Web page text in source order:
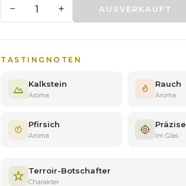
− + AUSVERKAUFT
TASTINGNOTEN
Kalkstein
Aroma
Rauch
Aroma
Pfirsich
Aroma
Präzise
Im Glas
Terroir-Botschafter
Charakter